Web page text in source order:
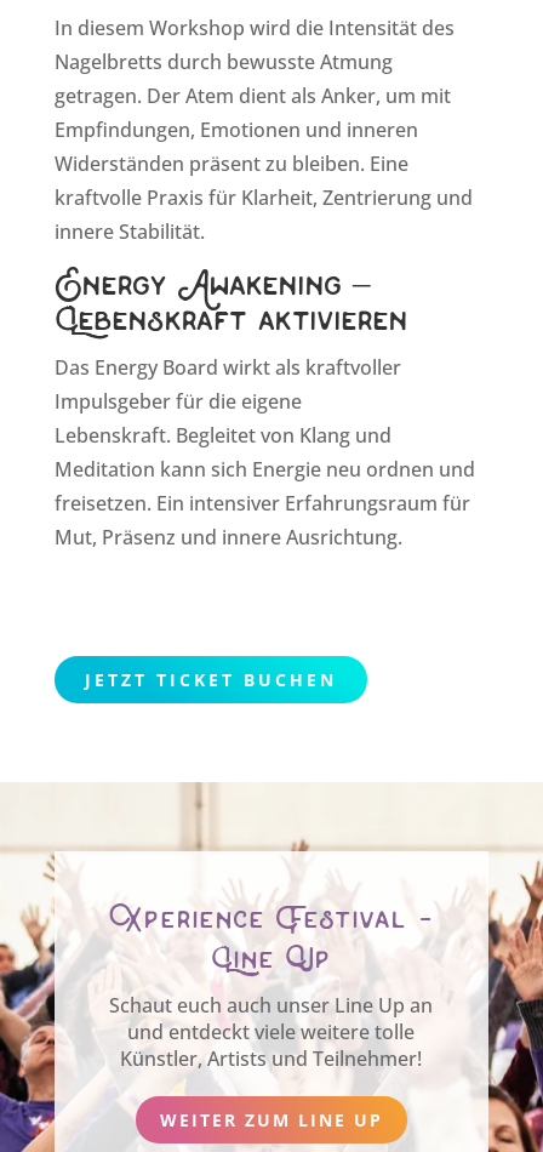
In diesem Workshop wird die Intensität des
Nagelbretts durch bewusste Atmung
getragen. Der Atem dient als Anker, um mit
Empfindungen, Emotionen und inneren
Widerständen präsent zu bleiben. Eine
kraftvolle Praxis für Klarheit, Zentrierung und
innere Stabilität.
Energy Awakening –
Lebenskraft aktivieren
Das Energy Board wirkt als kraftvoller
Impulsgeber für die eigene
Lebenskraft. Begleitet von Klang und
Meditation kann sich Energie neu ordnen und
freisetzen. Ein intensiver Erfahrungsraum für
Mut, Präsenz und innere Ausrichtung.
JETZT TICKET BUCHEN
Xperience Festival -
Line Up
Schaut euch auch unser Line Up an
und entdeckt viele weitere tolle
Künstler, Artists und Teilnehmer!
WEITER ZUM LINE UP